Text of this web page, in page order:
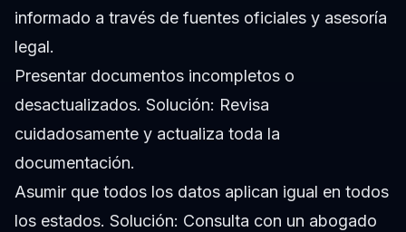
informado a través de fuentes oficiales y asesoría
legal.
Presentar documentos incompletos o
desactualizados. Solución: Revisa
cuidadosamente y actualiza toda la
documentación.
Asumir que todos los datos aplican igual en todos
los estados. Solución: Consulta con un abogado